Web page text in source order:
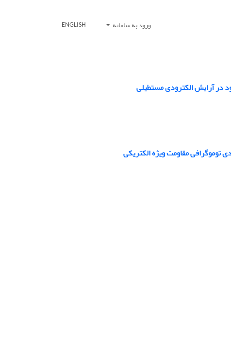
ورود به سامانه ENGLISH
در آرایش الکترودی مستطیلی
توموگرافی مقاومت ویژه الکتریکی